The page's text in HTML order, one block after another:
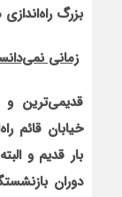
بزرگ
زمانی
قدیمی‌ترین و
خیابان قائم
بار قدیم و
دوران